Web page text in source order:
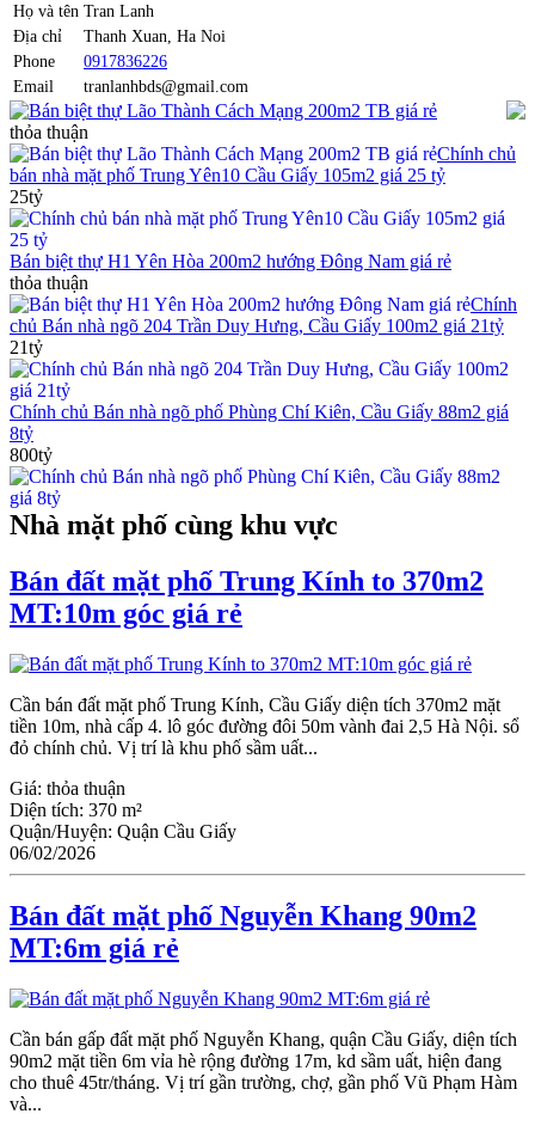
Họ và tên Tran Lanh
Địa chỉ
Thanh Xuan, Ha Noi
Phone
0917836226
Email
tranlanhbds@gmail.com
Bán biệt thự Lão Thành Cách Mạng 200m2 TB giá rẻ
thỏa thuận
Chính chủ
bán nhà mặt phố Trung Yên10 Cầu Giấy 105m2 giá 25 tỷ
25tỷ
Bán biệt thự H1 Yên Hòa 200m2 hướng Đông Nam giá rẻ
thỏa thuận
Chính
chủ Bán nhà ngõ 204 Trần Duy Hưng, Cầu Giấy 100m2 giá 21tỷ
21tỷ
Chính chủ Bán nhà ngõ phố Phùng Chí Kiên, Cầu Giấy 88m2 giá
8tỷ
800tỷ
Nhà mặt phố cùng khu vực
Bán đất mặt phố Trung Kính to 370m2
MT:10m góc giá rẻ
Cần bán đất mặt phố Trung Kính, Cầu Giấy diện tích 370m2 mặt
tiền 10m, nhà cấp 4. lô góc đường đôi 50m vành đai 2,5 Hà Nội. sổ
đỏ chính chủ. Vị trí là khu phố sầm uất...
Giá: thỏa thuận
Diện tích: 370 m²
Quận/Huyện: Quận Cầu Giấy
06/02/2026
Bán đất mặt phố Nguyễn Khang 90m2
MT:6m giá rẻ
Cần bán gấp đất mặt phố Nguyễn Khang, quận Cầu Giấy, diện tích
90m2 mặt tiền 6m vỉa hè rộng đường 17m, kd sầm uất, hiện đang
cho thuê 45tr/tháng. Vị trí gần trường, chợ, gần phố Vũ Phạm Hàm
và...